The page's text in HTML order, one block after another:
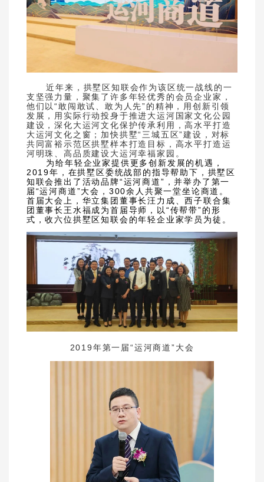
近年来，拱墅区知联会作为该区统一战线的一
支坚强力量，聚集了许多年轻优秀的会员企业家，
他们以“敢闯敢试、敢为人先”的精神，用创新引领
发展，用实际行动投身于推进大运河国家文化公园
建设，深化大运河文化保护传承利用，高水平打造
大运河文化之窗；加快拱墅“三城五区”建设，对标
共同富裕示范区拱墅样本打造目标，高水平打造运
河明珠、高品质建设大运河幸福家园。
为给年轻企业家提供更多创新发展的机遇，
2019年，在拱墅区委统战部的指导帮助下，拱墅区
知联会推出了活动品牌“运河商道”，并举办了第一
届“运河商道”大会，300余人共聚一堂坐论商道。
首届大会上，华立集团董事长汪力成、西子联合集
团董事长王水福成为首届导师，以“传帮带”的形
式，收六位拱墅区知联会的年轻企业家学员为徒。
2019年第一届“运河商道”大会